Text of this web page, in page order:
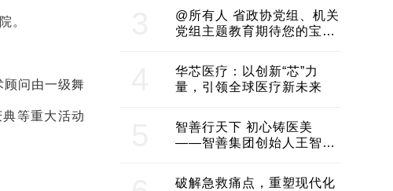
。
问由一级舞
等重大活动
@所有人 省政协党组、机关
党组主题教育期待您的宝贵
华芯医疗：以创新“芯”力
量，引领全球医疗新未来
智善行天下 初心铸医美
——智善集团创始人王智带
建医美产业良性生态圈
破解急救痛点，重塑现代化